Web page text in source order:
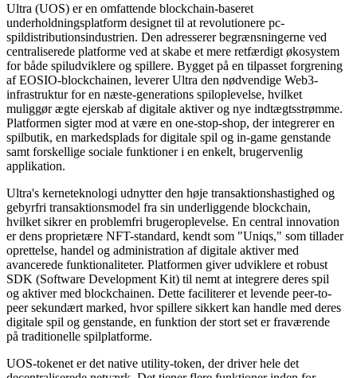
Ultra (UOS) er en omfattende blockchain-baseret
underholdningsplatform designet til at revolutionere pc-
spildistributionsindustrien. Den adresserer begrænsningerne ved
centraliserede platforme ved at skabe et mere retfærdigt økosystem
for både spiludviklere og spillere. Bygget på en tilpasset forgrening
af EOSIO-blockchainen, leverer Ultra den nødvendige Web3-
infrastruktur for en næste-generations spiloplevelse, hvilket
muliggør ægte ejerskab af digitale aktiver og nye indtægtsstrømme.
Platformen sigter mod at være en one-stop-shop, der integrerer en
spilbutik, en markedsplads for digitale spil og in-game genstande
samt forskellige sociale funktioner i en enkelt, brugervenlig
applikation.
Ultra's kerneteknologi udnytter den høje transaktionshastighed og
gebyrfri transaktionsmodel fra sin underliggende blockchain,
hvilket sikrer en problemfri brugeroplevelse. En central innovation
er dens proprietære NFT-standard, kendt som "Uniqs," som tillader
oprettelse, handel og administration af digitale aktiver med
avancerede funktionaliteter. Platformen giver udviklere et robust
SDK (Software Development Kit) til nemt at integrere deres spil
og aktiver med blockchainen. Dette faciliterer et levende peer-to-
peer sekundært marked, hvor spillere sikkert kan handle med deres
digitale spil og genstande, en funktion der stort set er fraværende
på traditionelle spilplatforme.
UOS-tokenet er det native utility-token, der driver hele det